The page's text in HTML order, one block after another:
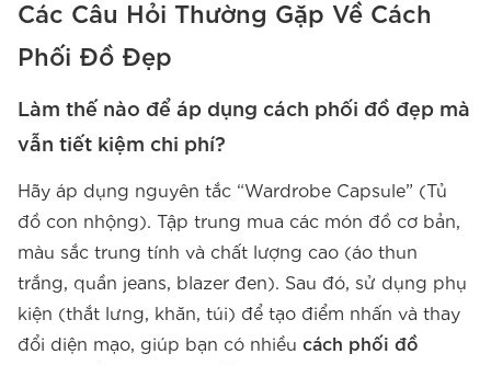
Các Câu Hỏi Thường Gặp Về Cách
Phối Đồ Đẹp
Làm thế nào để áp dụng cách phối đồ đẹp mà
vẫn tiết kiệm chi phí?
Hãy áp dụng nguyên tắc “Wardrobe Capsule” (Tủ
đồ con nhộng). Tập trung mua các món đồ cơ bản,
màu sắc trung tính và chất lượng cao (áo thun
trắng, quần jeans, blazer đen). Sau đó, sử dụng phụ
kiện (thắt lưng, khăn, túi) để tạo điểm nhấn và thay
đổi diện mạo, giúp bạn có nhiều cách phối đồ